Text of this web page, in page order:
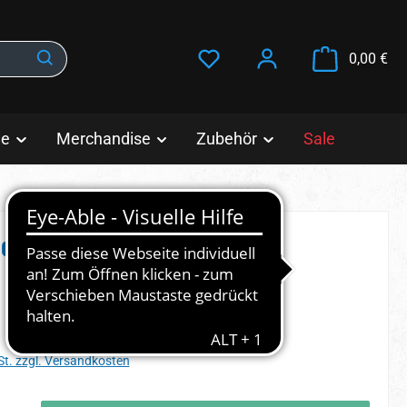
0,00 €
Merchandise Zubehör Sale
- Extreme
zzgl. Versandkosten